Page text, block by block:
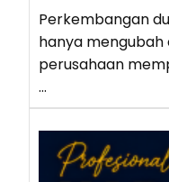
Perkembangan
hanya mengubah
perusahaan
…